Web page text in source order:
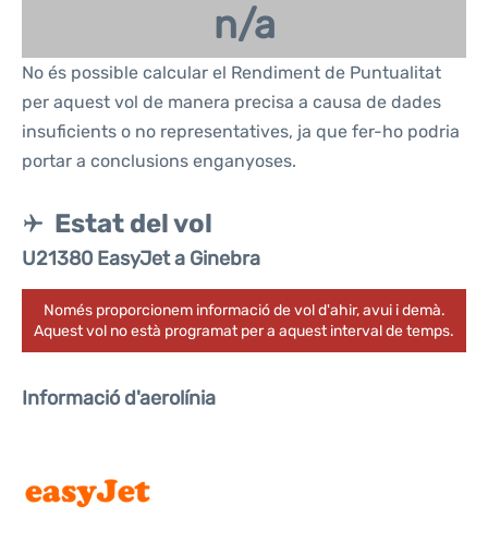
n/a
No és possible calcular el Rendiment de Puntualitat
per aquest vol de manera precisa a causa de dades
insuficients o no representatives, ja que fer-ho podria
portar a conclusions enganyoses.
Estat del vol
U21380 EasyJet a Ginebra
Només proporcionem informació de vol d'ahir, avui i demà.
Aquest vol no està programat per a aquest interval de temps.
Informació d'aerolínia